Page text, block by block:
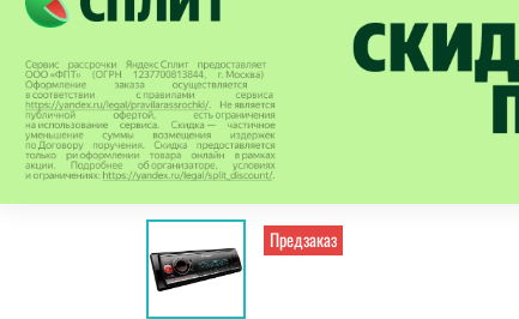
Предзаказ